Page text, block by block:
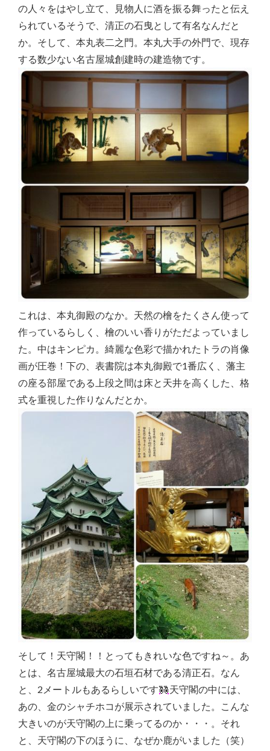
の人々をはやし立て、見物人に酒を振る舞ったと伝え
られているそうで、清正の石曳として有名なんだと
か。そして、本丸表二之門。本丸大手の外門で、現存
する数少ない名古屋城創建時の建造物です。
これは、本丸御殿のなか。天然の檜をたくさん使って
作っているらしく、檜のいい香りがただよっていまし
た。中はキンピカ。綺麗な色彩で描かれたトラの肖像
画が圧巻！下の、表書院は本丸御殿で1番広く、藩主
の座る部屋である上段之間は床と天井を高くした、格
式を重視した作りなんだとか。
そして！天守閣！！とってもきれいな色ですね～。あ
とは、名古屋城最大の石垣石材である清正石。なん
と、2メートルもあるらしいです
天守閣の中には、
あの、金のシャチホコが展示されていました。こんな
大きいのが天守閣の上に乗ってるのか・・・。それ
と、天守閣の下のほうに、なぜか鹿がいました（笑）